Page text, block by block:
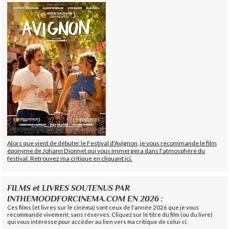
Alors que vient de débuter le Festival d'Avignon, je vous recommande le film
éponyme de Johann Dionnet qui vous immergera dans l'atmosphère du
festival. Retrouvez ma critique en cliquant ici.
FILMS et LIVRES SOUTENUS PAR
INTHEMOODFORCINEMA.COM EN 2026 :
Ces films (et livres sur le cinéma) sont ceux de l'année 2026 que je vous
recommande vivement, sans réserves. Cliquez sur le titre du film (ou du livre)
qui vous intéresse pour accéder au lien vers ma critique de celui-ci.